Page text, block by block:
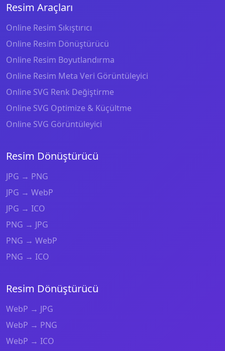
Resim Araçları
Online Resim Sıkıştırıcı
Online Resim Dönüştürücü
Online Resim Boyutlandırma
Online Resim Meta Veri Görüntüleyici
Online SVG Renk Değiştirme
Online SVG Optimize & Küçültme
Online SVG Görüntüleyici
Resim Dönüştürücü
JPG → PNG
JPG → WebP
JPG → ICO
PNG → JPG
PNG → WebP
PNG → ICO
Resim Dönüştürücü
WebP → JPG
WebP → PNG
WebP → ICO